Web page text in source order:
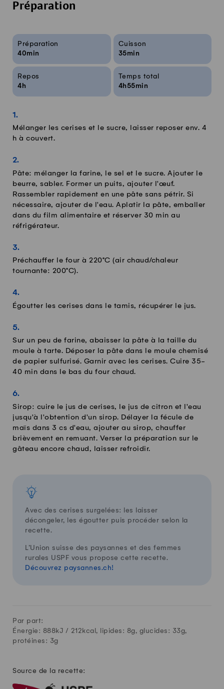
Préparation
Infos sur la recette
Préparation
40min
Cuisson
35min
Repos
4h
Temps total
4h55min
Mélanger les cerises et le sucre, laisser reposer env. 4
h à couvert.
Pâte: mélanger la farine, le sel et le sucre. Ajouter le
beurre, sabler. Former un puits, ajouter l'œuf.
Rassembler rapidement en une pâte sans pétrir. Si
nécessaire, ajouter de l'eau. Aplatir la pâte, emballer
dans du film alimentaire et réserver 30 min au
réfrigérateur.
Préchauffer le four à 220°C (air chaud/chaleur
tournante: 200°C).
Égoutter les cerises dans le tamis, récupérer le jus.
Sur un peu de farine, abaisser la pâte à la taille du
moule à tarte. Déposer la pâte dans le moule chemisé
de papier sulfurisé. Garnir avec les cerises. Cuire 35-
40 min dans le bas du four chaud.
Sirop: cuire le jus de cerises, le jus de citron et l'eau
jusqu'à l'obtention d'un sirop. Délayer la fécule de
maïs dans 3 cs d'eau, ajouter au sirop, chauffer
brièvement en remuant. Verser la préparation sur le
gâteau encore chaud, laisser refroidir.
Avec des cerises surgelées: les laisser
décongeler, les égoutter puis procéder selon la
recette.
L’Union suisse des paysannes et des femmes
rurales USPF vous propose cette recette.
Découvrez paysannes.ch!
Par part:
Énergie: 888kJ / 212kcal, lipides: 8g, glucides: 33g,
protéines: 3g
Source de la recette: